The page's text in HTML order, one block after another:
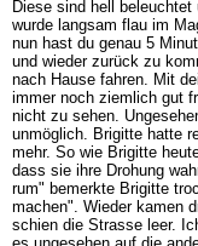
Diese sind hell
wurde langsam flau im
nun hast du genau 5
und wieder zurück zu
nach Hause fahren. Mit
immer noch ziemlich gut
nicht zu sehen.
unmöglich. Brigitte hatte
mehr. So wie Brigitte
dass sie ihre Drohung
rum" bemerkte Brigitte
machen". Wieder kamen
schien die Strasse leer.